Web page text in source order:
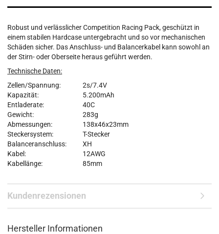
Robust und verlässlicher Competition Racing Pack, geschützt in
einem stabilen Hardcase untergebracht und so vor mechanischen
Schäden sicher. Das Anschluss- und Balancerkabel kann sowohl an
der Stirn- oder Oberseite heraus geführt werden.
Technische Daten:
Zellen/Spannung:
2s/7.4V
Kapazität:
5.200mAh
Entladerate:
40C
Gewicht:
283g
Abmessungen:
138x46x23mm
Steckersystem:
T-Stecker
Balanceranschluss:
XH
Kabel:
12AWG
Kabellänge:
85mm
Kundenrezensionen
Hersteller Informationen